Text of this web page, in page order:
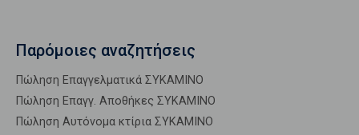
Παρόμοιες αναζητήσεις
Πώληση Επαγγελματικά ΣΥΚΑΜΙΝΟ
Πώληση Επαγγ. Αποθήκες ΣΥΚΑΜΙΝΟ
Πώληση Αυτόνομα κτίρια ΣΥΚΑΜΙΝΟ